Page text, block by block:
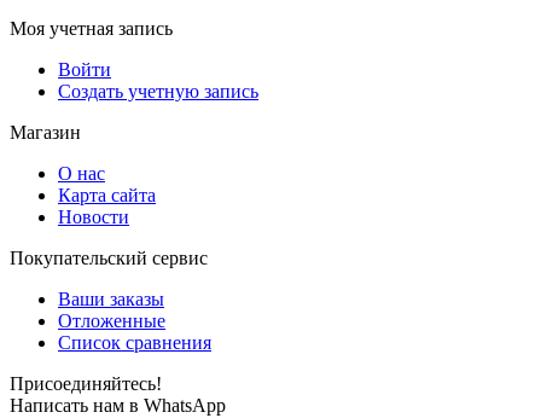
Моя учетная запись
Войти
Создать учетную запись
Магазин
О нас
Карта сайта
Новости
Покупательский сервис
Ваши заказы
Отложенные
Список сравнения
Присоединяйтесь!
Написать нам в WhatsApp